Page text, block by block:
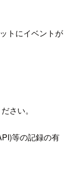
トにイベントが
さい。
等の記録の有